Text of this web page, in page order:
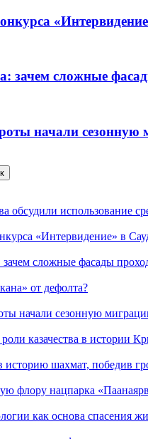
зачем сложные
начали
обсудили использование
«Интервидение» в
сложные фасады
от дефолта?
начали сезонную
казачества в истории
историю шахмат, победив
флору нацпарка
как основа спасения